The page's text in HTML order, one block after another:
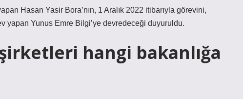
Hasan Yasir Bora’nın, 1 Aralık 2022 itibarıyla görevini,
yapan Yunus Emre Bilgi’ye devredeceği duyuruldu.
hangi bakanlığa